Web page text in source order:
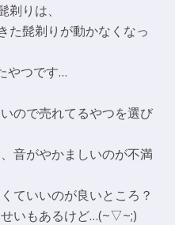
りは、
た髭剃りが動かなくなっ
やつです…
ので売れてるやつを選び
音がやかましいのが不満
ていいのが良いところ？
いもあるけど…(~▽~;)